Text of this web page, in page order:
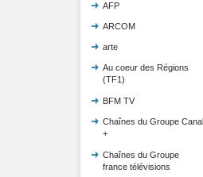
AFP
ARCOM
arte
Au coeur des Régions
(TF1)
BFM TV
Chaînes du Groupe Canal
+
Chaînes du Groupe
france télévisions